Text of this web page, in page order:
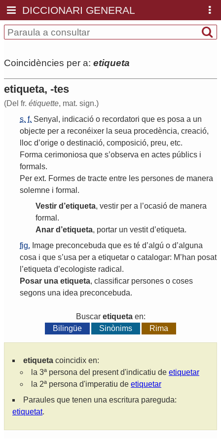
DICCIONARI GENERAL
Coincidències per a: etiqueta
etiqueta, -tes
(Del fr. étiquette, mat. sign.)
s. f. Senyal , indicació o recordatori que es posa a un
objecte per a reconéixer la seua procedència, creació,
lloc d’orige o destinació, composició, preu, etc.
Forma cerimoniosa que s’observa en actes públics i
formals.
Per ext. Formes de tracte entre les persones de manera
solemne i formal .
Vestir d ’etiqueta, vestir per a ’ocasió de manera
formal .
Anar d ’etiqueta, portar un vestit d’etiqueta.
fig. Image preconcebuda que es té d’algú o d’alguna
cosa i que s’usa per a etiquetar o catalogar: M’han posat
’etiqueta d’ecologiste radical .
Posar una etiqueta, classificar persones o coses
segons una idea preconcebuda.
Buscar etiquetaen:
Bilingüe
Sinònims Rima
etiqueta coincidix en:
la 3ª persona del present d'indicatiu de etiquetar
la 2ª persona d'imperatiu de etiquetar
Paraules que tenen una escritura pareguda:
etiquetat.